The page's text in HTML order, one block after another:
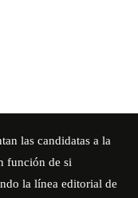
las candidatas a la
función de si
la línea editorial de